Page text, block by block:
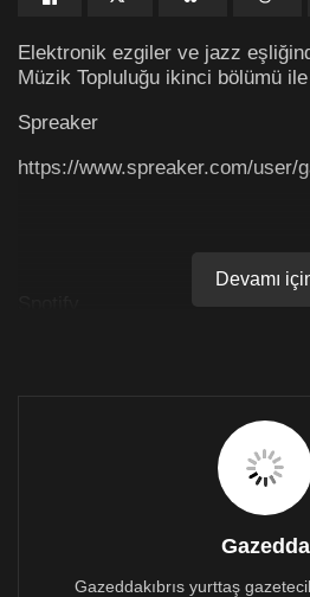
Elektronik ezgiler ve jazz
Müzik Topluluğu ikinci bölümü ile
Spreaker
https://www.spreaker.com/user/
Devamı
Gazedda
Gazeddakıbrıs yurttaş